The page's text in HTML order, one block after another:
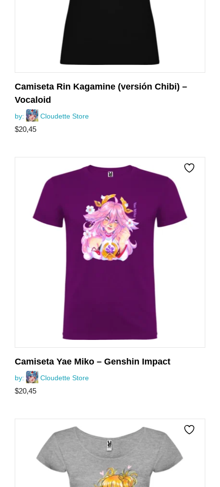
Camiseta Rin Kagamine (versión Chibi) –
Vocaloid
by: Cloudette Store
$20,45
Camiseta Yae Miko – Genshin Impact
by: Cloudette Store
$20,45